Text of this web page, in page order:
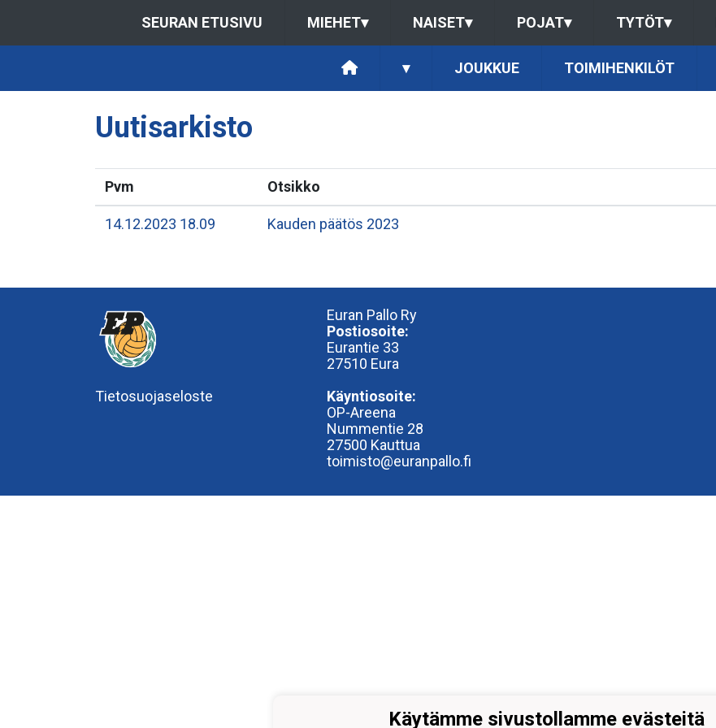
SEURAN ETUSIVU MIEHET▾ NAISET▾ POJAT▾ TYTÖT▾
▾ JOUKKUE TOIMIHENKILÖT
Uutisarkisto
Pvm Otsikko
14.12.2023 18.09 Kauden päätös 2023
Tietosuojaseloste
Euran Pallo Ry
Postiosoite:
Eurantie 33
27510 Eura
Käyntiosoite:
OP-Areena
Nummentie 28
27500 Kauttua
toimisto@euranpallo.fi
Käytämme sivustollamme evästeitä